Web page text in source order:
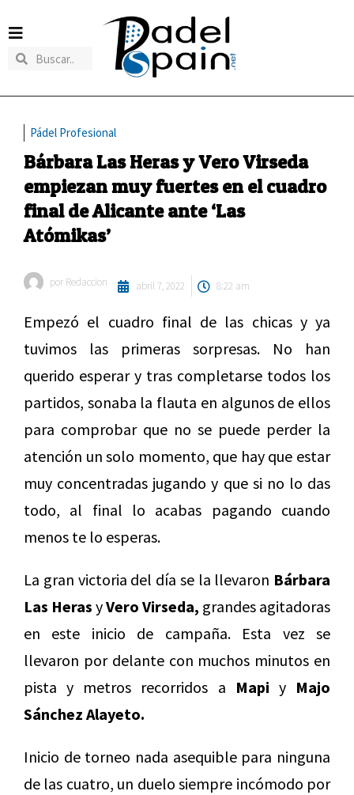
Pádel Profesional
Bárbara Las Heras y Vero Virseda
empiezan muy fuertes en el cuadro
final de Alicante ante ‘Las
Atómikas’
por Redaccion abril 7, 2022 8:22 am
Empezó el cuadro final de las chicas y ya
tuvimos las primeras sorpresas. No han
querido esperar y tras completarse todos los
partidos, sonaba la flauta en algunos de ellos
para comprobar que no se puede perder la
atención un solo momento, que hay que estar
muy concentradas jugando y que si no lo das
todo, al final lo acabas pagando cuando
menos te lo esperas.
La gran victoria del día se la llevaron Bárbara
Las Heras yVero Virseda, grandes agitadoras
en este inicio de campaña. Esta vez se
llevaron por delante con muchos minutos en
pista y metros recorridos a Mapi y Majo
Sánchez Alayeto.
Inicio de torneo nada asequible para ninguna
de las cuatro, un duelo siempre incómodo por